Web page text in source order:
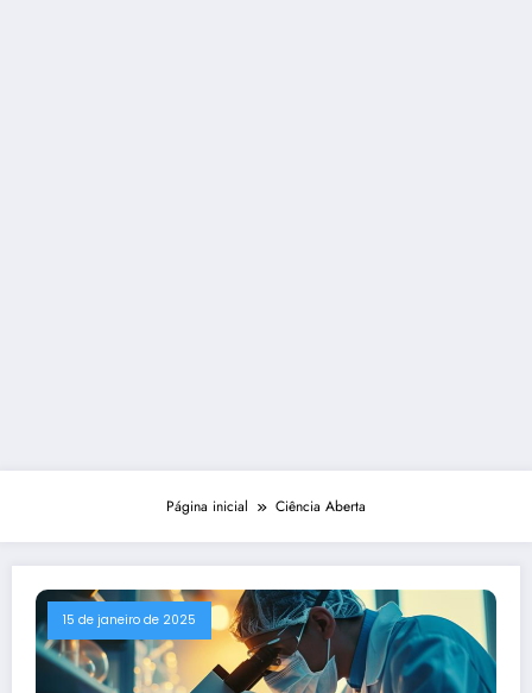
Página inicial Ciência Aberta
15 de janeiro de 2025